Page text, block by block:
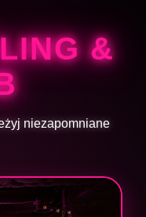
&
niezapomniane